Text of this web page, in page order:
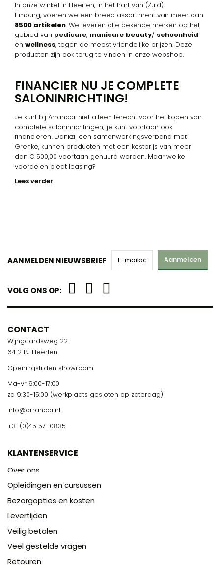
In onze winkel in Heerlen, in het hart van (Zuid)
Limburg, voeren we een breed assortiment van meer dan
8500 artikelen. We leveren alle bekende merken op het
gebied van pedicure, manicure beauty/ schoonheid
en wellness, tegen de meest vriendelijke prijzen. Deze
producten zijn ook terug te vinden in onze webshop.
FINANCIER NU JE COMPLETE
SALONINRICHTING!
Je kunt bij Arrancar niet alleen terecht voor het kopen van
complete saloninrichtingen; je kunt voortaan ook
financieren! Dankzij een samenwerkingsverband met
Grenke, kunnen producten met een kostprijs van meer
dan € 500,00 voortaan gehuurd worden. Maar welke
voordelen biedt leasing?
Lees verder
AANMELDEN NIEUWSBRIEF Aanmelden
VOLG ONS OP:
CONTACT
Wijngaardsweg 22
6412 PJ Heerlen
Openingstijden showroom
Ma-vr 9:00-17:00
za 9:30-15:00 (werkplaats gesloten op zaterdag)
info@arrancar.nl
+31 (0)45 571 0835
KLANTENSERVICE
Over ons
Opleidingen en cursussen
Bezorgopties en kosten
Levertijden
Veilig betalen
Veel gestelde vragen
Retouren